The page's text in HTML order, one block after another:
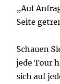
„Auf
Seite
Schauen
jede Tour
sich auf